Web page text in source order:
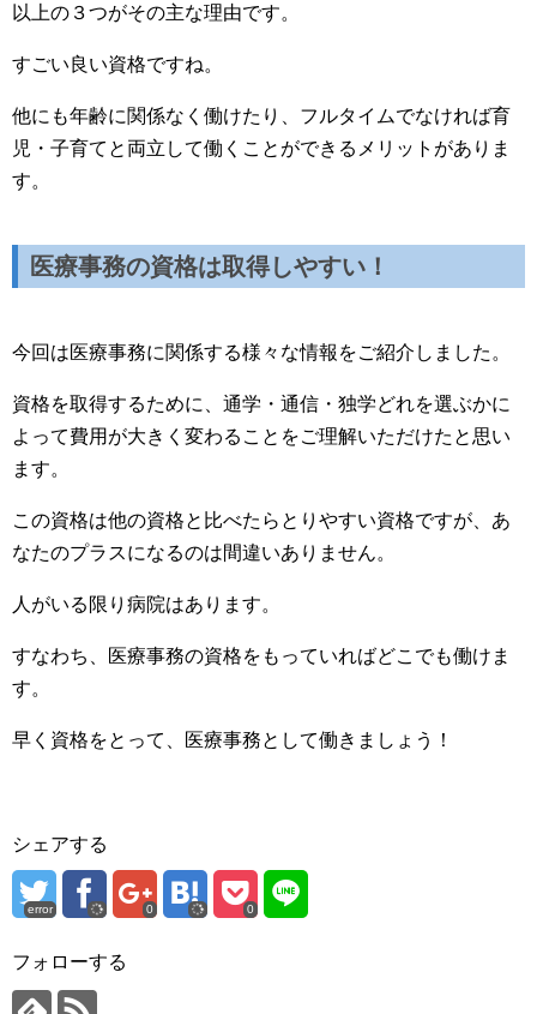
以上の３つがその主な理由です。
すごい良い資格ですね。
他にも年齢に関係なく働けたり、フルタイムでなければ育
児・子育てと両立して働くことができるメリットがありま
す。
医療事務の資格は取得しやすい！
今回は医療事務に関係する様々な情報をご紹介しました。
資格を取得するために、通学・通信・独学どれを選ぶかに
よって費用が大きく変わることをご理解いただけたと思い
ます。
この資格は他の資格と比べたらとりやすい資格ですが、あ
なたのプラスになるのは間違いありません。
人がいる限り病院はあります。
すなわち、医療事務の資格をもっていればどこでも働けま
す。
早く資格をとって、医療事務として働きましょう！
シェアする
error 0 0
フォローする